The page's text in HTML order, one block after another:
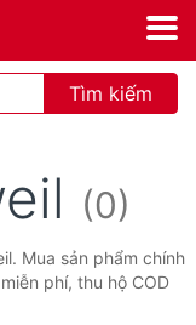
Tìm kiếm
(0)
Mua sản phẩm chính
phí, thu hộ COD